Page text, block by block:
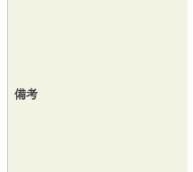
備考